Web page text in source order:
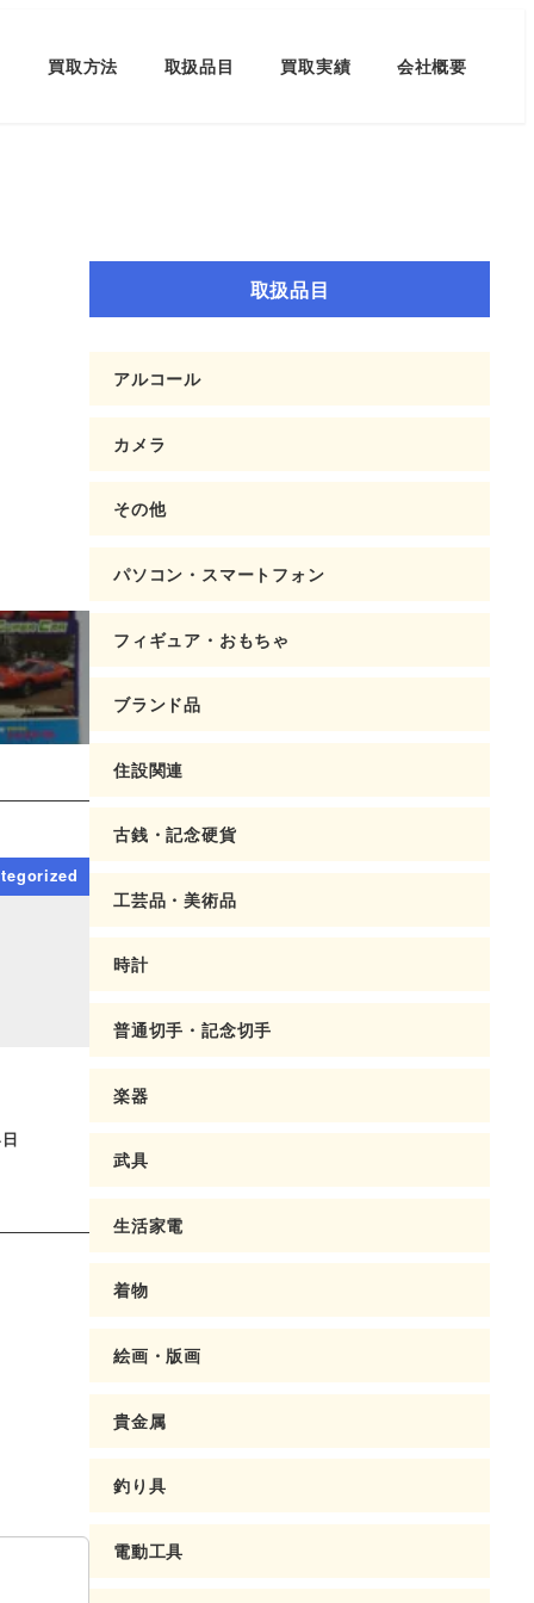
買取方法 取扱品目 買取実績 会社概要
取扱品目
アルコール
カメラ
その他
パソコン・スマートフォン
フィギュア・おもちゃ
ブランド品
住設関連
古銭・記念硬貨
工芸品・美術品
時計
普通切手・記念切手
楽器
武具
生活家電
着物
絵画・版画
貴金属
釣り具
電動工具